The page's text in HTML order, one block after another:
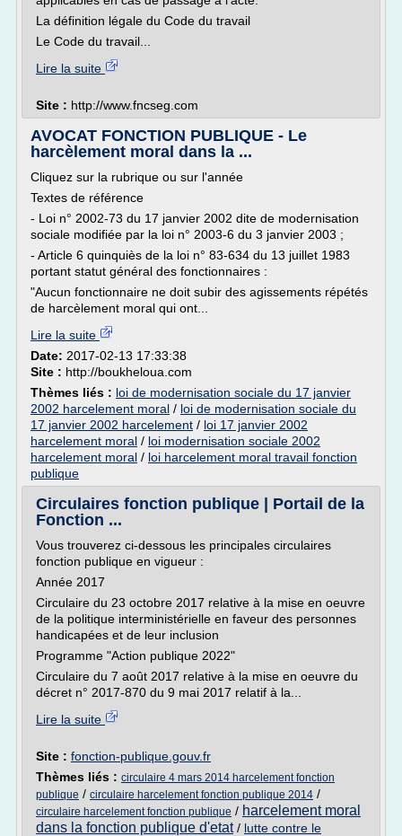
La définition légale du Code du travail
Le Code du travail...
Lire la suite
Site : http://www.fncseg.com
AVOCAT FONCTION PUBLIQUE - Le
harcèlement moral dans la ...
Cliquez sur la rubrique ou sur l'année
Textes de référence
- Loi n° 2002-73 du 17 janvier 2002 dite de modernisation
sociale modifiée par la loi n° 2003-6 du 3 janvier 2003 ;
- Article 6 quinquiès de la loi n° 83-634 du 13 juillet 1983
portant statut général des fonctionnaires :
"Aucun fonctionnaire ne doit subir des agissements répétés
de harcèlement moral qui ont...
Lire la suite
Date: 2017-02-13 17:33:38
Site : http://boukheloua.com
Thèmes liés : loi de modernisation sociale du 17 janvier
2002 harcelement moral / loi de modernisation sociale du
17 janvier 2002 harcelement / loi 17 janvier 2002
harcelement moral / loi modernisation sociale 2002
harcelement moral / loi harcelement moral travail fonction
publique
Circulaires fonction publique | Portail de la
Fonction ...
Vous trouverez ci-dessous les principales circulaires
fonction publique en vigueur :
Année 2017
Circulaire du 23 octobre 2017 relative à la mise en oeuvre
de la politique interministérielle en faveur des personnes
handicapées et de leur inclusion
Programme "Action publique 2022"
Circulaire du 7 août 2017 relative à la mise en oeuvre du
décret n° 2017-870 du 9 mai 2017 relatif à la...
Lire la suite
Site : fonction-publique.gouv.fr
Thèmes liés : circulaire 4 mars 2014 harcelement fonction
publique / circulaire harcelement fonction publique 2014 /
circulaire harcelement fonction publique / harcelement moral
dans la fonction publique d'etat/ lutte contre le